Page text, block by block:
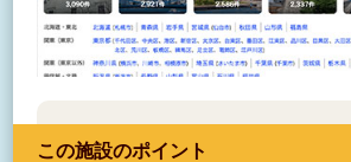
この施設のポイント